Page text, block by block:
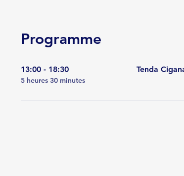
Programme
13:00 - 18:30
5 heures 30 minutes
Tenda